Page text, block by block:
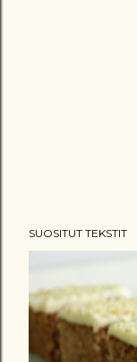
SUOSITUT TEKSTIT